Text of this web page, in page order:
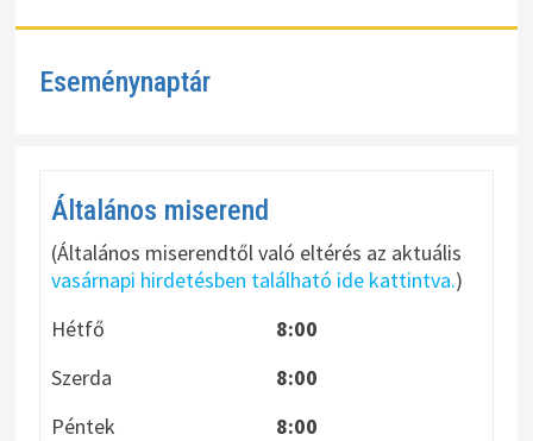
Eseménynaptár
Általános miserend
(Általános miserendtől való eltérés az aktuális
vasárnapi hirdetésben található ide kattintva.)
Hétfő
8:00
Szerda
8:00
Péntek
8:00